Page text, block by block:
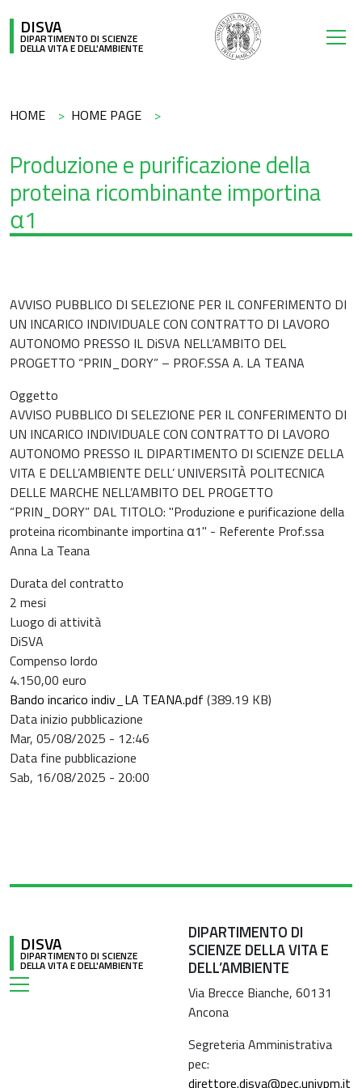
DISVA
DIPARTIMENTO DI SCIENZE
DELLA VITA E DELL'AMBIENTE
Briciole di pane
HOME HOME PAGE
Produzione e purificazione della
proteina ricombinante importina
α1
AVVISO PUBBLICO DI SELEZIONE PER IL CONFERIMENTO DI
UN INCARICO INDIVIDUALE CON CONTRATTO DI LAVORO
AUTONOMO PRESSO IL DiSVA NELL’AMBITO DEL
PROGETTO “PRIN_DORY” – PROF.SSA A. LA TEANA
Oggetto
AVVISO PUBBLICO DI SELEZIONE PER IL CONFERIMENTO DI
UN INCARICO INDIVIDUALE CON CONTRATTO DI LAVORO
AUTONOMO PRESSO IL DIPARTIMENTO DI SCIENZE DELLA
VITA E DELL’AMBIENTE DELL’ UNIVERSITÀ POLITECNICA
DELLE MARCHE NELL’AMBITO DEL PROGETTO
“PRIN_DORY” DAL TITOLO: "Produzione e purificazione della
proteina ricombinante importina α1" - Referente Prof.ssa
Anna La Teana
Durata del contratto
2 mesi
Luogo di attività
DiSVA
Compenso lordo
4.150,00 euro
Bando incarico indiv_LA TEANA.pdf (389.19 KB)
Data inizio pubblicazione
Mar, 05/08/2025 - 12:46
Data fine pubblicazione
Sab, 16/08/2025 - 20:00
DISVA
DIPARTIMENTO DI SCIENZE
DELLA VITA E DELL'AMBIENTE
DIPARTIMENTO DI
SCIENZE DELLA VITA E
DELL’AMBIENTE
Via Brecce Bianche, 60131
Ancona
Segreteria Amministrativa
pec:
direttore.disva@pec.univpm.it